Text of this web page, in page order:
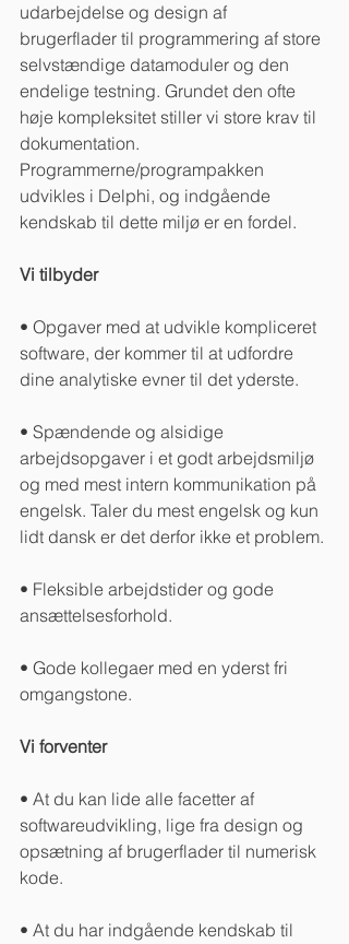
udarbejdelse og design af
brugerflader til programmering af store
selvstændige datamoduler og den
endelige testning. Grundet den ofte
høje kompleksitet stiller vi store krav til
dokumentation.
Programmerne/programpakken
udvikles i Delphi, og indgående
kendskab til dette miljø er en fordel.
Vi tilbyder
• Opgaver med at udvikle kompliceret
software, der kommer til at udfordre
dine analytiske evner til det yderste.
• Spændende og alsidige
arbejdsopgaver i et godt arbejdsmiljø
og med mest intern kommunikation på
engelsk. Taler du mest engelsk og kun
lidt dansk er det derfor ikke et problem.
• Fleksible arbejdstider og gode
ansættelsesforhold.
• Gode kollegaer med en yderst fri
omgangstone.
Vi forventer
• At du kan lide alle facetter af
softwareudvikling, lige fra design og
opsætning af brugerflader til numerisk
kode.
• At du har indgående kendskab til